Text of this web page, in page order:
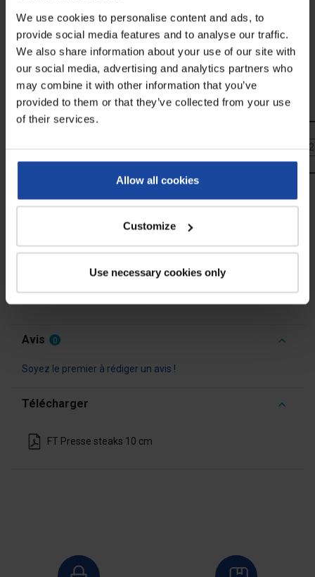
We use cookies to personalise content and ads, to
provide social media features and to analyse our traffic.
We also share information about your use of our site with
our social media, advertising and analytics partners who
may combine it with other information that you’ve
provided to them or that they’ve collected from your use
of their services.
Allow all cookies
Customize
Use necessary cookies only
La presse est composée d'aluminium anodisé.
Deux modèles de table sont disponibles en fonction de vos
besoins :
Poids
5 kg
Dimensions
L25 x P23 x H28 cm (10 cm), L28 x P23 x
H31 cm (13 cm)
Avis 0
Soyez le premier à rédiger un avis !
Télécharger
FT Presse steaks 10 cm